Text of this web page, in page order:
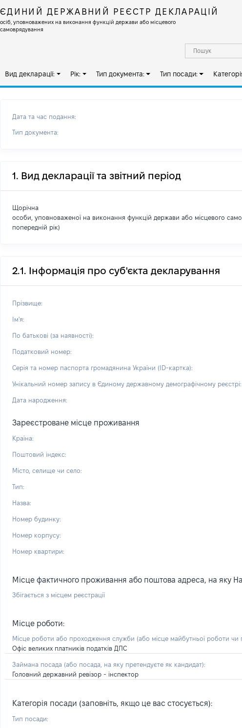
ЄДИНИЙ ДЕРЖАВНИЙ РЕЄСТР ДЕКЛАРАЦІЙ
осіб, уповноважених на виконання функцій держави або місцевого
самоврядування
Вид декларації: Рік: Тип документа: Тип посади:
Дата та час подання:
Тип документа:
1. Вид декларації та звітний період
Щорічна
особи, уповноваженої на виконання функцій держави або місцевого
попередній рік)
2.1. Інформація про суб'єкта декларування
Прізвище:
Ім'я:
По батькові (за наявності):
Податковий номер:
Серія та номер паспорта громадянина України (ID-картка):
Унікальний номер запису в Єдиному державному демографічному реєстрі:
Дата народження:
Зареєстроване місце проживання
Країна:
Поштовий індекс:
Місто, селище чи село:
Тип:
Назва:
Номер будинку:
Номер корпусу:
Номер квартири:
Місце фактичного проживання або поштова адреса, на яку
Збігається з місцем реєстрації
Місце роботи:
Місце роботи або проходження служби (або місце майбутньої роботи чи
Офіс великих платників податків ДПС
Займана посада (або посада, на яку претендуєте як кандидат):
Головний державний ревізор - інспектор
Категорія посади (заповніть, якщо це вас стосується):
Тип посади: